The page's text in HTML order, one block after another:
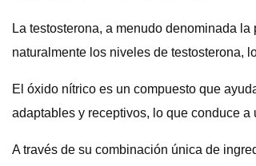
La testosterona, a menudo denominada
naturalmente los niveles de testosterona,
El óxido nítrico es un compuesto que
adaptables y receptivos, lo que conduce
A través de su combinación única de